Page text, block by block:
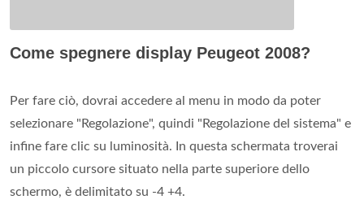
Come spegnere display Peugeot 2008?
Per fare ciò, dovrai accedere al menu in modo da poter
selezionare "Regolazione", quindi "Regolazione del sistema" e
infine fare clic su luminosità. In questa schermata troverai
un piccolo cursore situato nella parte superiore dello
schermo, è delimitato su -4 +4.